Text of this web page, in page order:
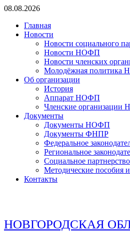
Перейти
содержимому
08.08.2026
Главная
Новости
Новости социального
Новости НОФП
Новости членских
Молодёжная политика
Об организации
История
Аппарат НОФП
Членские
Документы
Документы НОФП
Документы ФНПР
Федеральное
Региональное
Социальное партнерство
Методические пособия
Контакты
НОВГОРОДСКАЯ